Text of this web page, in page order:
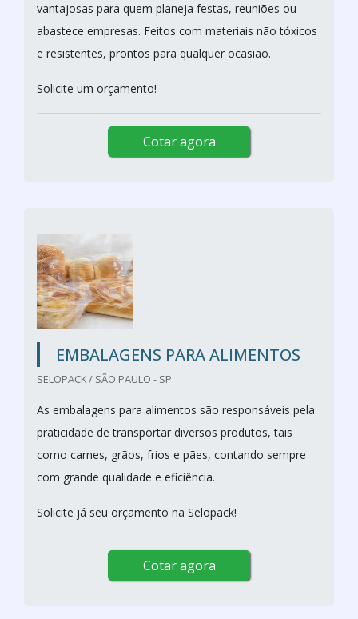
vantajosas para quem planeja festas, reuniões ou
abastece empresas. Feitos com materiais não tóxicos
e resistentes, prontos para qualquer ocasião.
Solicite um orçamento!
Cotar agora
EMBALAGENS PARA ALIMENTOS
SELOPACK / SÃO PAULO - SP
As embalagens para alimentos são responsáveis pela
praticidade de transportar diversos produtos, tais
como carnes, grãos, frios e pães, contando sempre
com grande qualidade e eficiência.
Solicite já seu orçamento na Selopack!
Cotar agora